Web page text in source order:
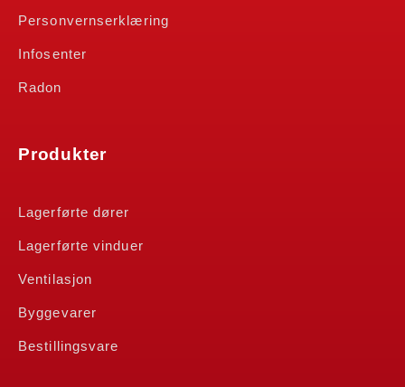
Personvernserklæring
Infosenter
Radon
Produkter
Lagerførte dører
Lagerførte vinduer
Ventilasjon
Byggevarer
Bestillingsvare